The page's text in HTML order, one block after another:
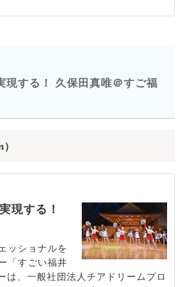
現する！ 久保田真唯＠すご福